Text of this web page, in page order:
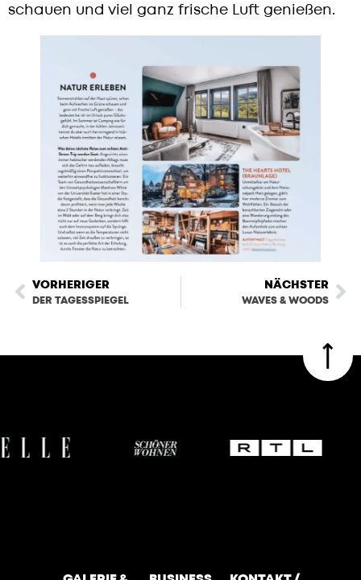
schauen und viel ganz frische Luft genießen.
VORHERIGER
DER TAGESSPIEGEL
NÄCHSTER
WAVES & WOODS